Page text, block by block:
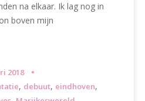
na elkaar. Ik lag nog in
boven mijn
2018
, debuut, eindhoven,